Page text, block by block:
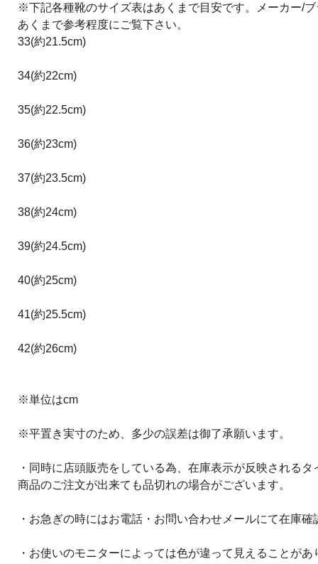
※下記各種靴のサイズ表はあくまで目安です。メーカー/
あくまで参考程度にご覧下さい。
33(約21.5cm)
34(約22cm)
35(約22.5cm)
36(約23cm)
37(約23.5cm)
38(約24cm)
39(約24.5cm)
40(約25cm)
41(約25.5cm)
42(約26cm)
※単位はcm
※平置き実寸のため、多少の誤差は御了承願います。
・同時に店頭販売をしている為、在庫表示が反映される
商品のご注文が出来ても品切れの場合がございます。
・お急ぎの時にはお電話・お問い合わせメールにて在庫
・お使いのモニターによっては色が違って見えることがあ